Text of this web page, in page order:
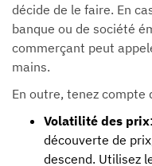
décide de le faire. En
banque ou de société
commerçant peut
mains.
En outre, tenez compte
Volatilité des prix
découverte de
descend. Utilisez